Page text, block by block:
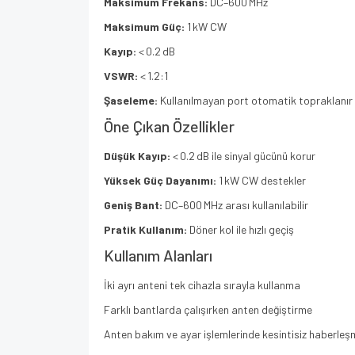
Maksimum Güç: 1 kW CW
Kayıp: < 0.2 dB
VSWR: < 1.2:1
Şaseleme: Kullanılmayan port otomatik topraklanır
Öne Çıkan Özellikler
Düşük Kayıp: < 0.2 dB ile sinyal gücünü korur
Yüksek Güç Dayanımı: 1 kW CW destekler
Geniş Bant: DC–600 MHz arası kullanılabilir
Pratik Kullanım: Döner kol ile hızlı geçiş
Kullanım Alanları
İki ayrı anteni tek cihazla sırayla kullanma
Farklı bantlarda çalışırken anten değiştirme
Anten bakım ve ayar işlemlerinde kesintisiz